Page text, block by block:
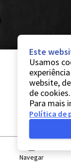
Navegar
Este
Usamos
website,
de cookies.
Para mais
Política de